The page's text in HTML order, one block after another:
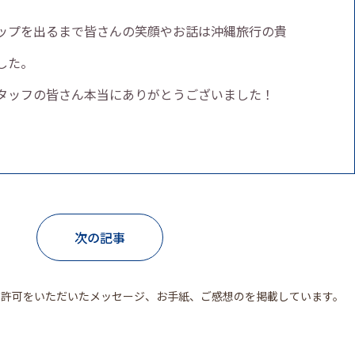
プを出るまで皆さんの笑顔やお話は沖縄旅行の貴
。
ッフの皆さん本当にありがとうございました！
次の記事
可をいただいた メッセージ、お手紙、ご感想のを掲載しています。